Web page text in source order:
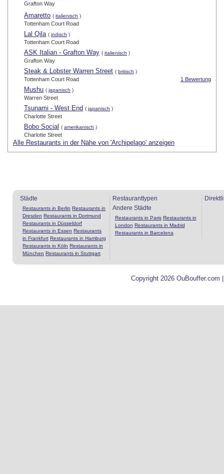
Grafton Way
Amaretto ( italienisch )
Tottenham Court Road
Lal Qila ( indisch )
Tottenham Court Road
ASK Italian - Grafton Way ( italienisch )
Grafton Way
Steak & Lobster Warren Street ( britisch )
1 Bewertung
Tottenham Court Road
Mushu ( japanisch )
Warren Street
Tsunami - West End ( japanisch )
Charlotte Street
Bobo Social ( amerikanisch )
Charlotte Street
Alle Restaurants in der Nähe von 'Archipelago' anzeigen
Städte
Restaurants in Berlin Restaurants in
Dresden Restaurants in Dortmund
Restaurants in Düsseldorf
Restaurants in Essen Restaurants
in Frankfurt Restaurants in Hamburg
Restaurants in Köln Restaurants in
München Restaurants in Stuttgart
Restauranttypen
Andere Städte
Restaurants in Paris Restaurants in
London Restaurants in Madrid
Restaurants in Barcelona
Copyright 2026 OuBouffer.com